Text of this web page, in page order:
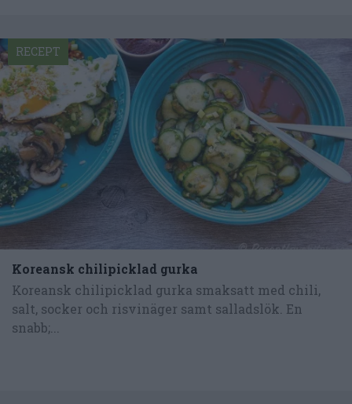
Koreansk chilipicklad gurka
Koreansk chilipicklad gurka smaksatt med chili,
salt, socker och risvinäger samt salladslök. En
snabb;...
RECEPT